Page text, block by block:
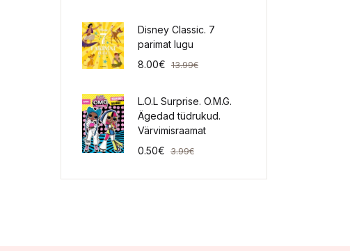
Disney Classic. 7
parimat lugu
8.00€ 13.99€
L.O.L Surprise. O.M.G.
Ägedad tüdrukud.
Värvimisraamat
0.50€ 3.99€